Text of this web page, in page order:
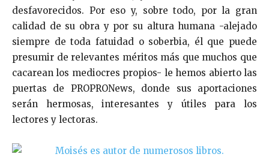
desfavorecidos. Por eso y, sobre todo, por la gran
calidad de su obra y por su altura humana -alejado
siempre de toda fatuidad o soberbia, él que puede
presumir de relevantes méritos más que muchos que
cacarean los mediocres propios- le hemos abierto las
puertas de PROPRONews, donde sus aportaciones
serán hermosas, interesantes y útiles para los
lectores y lectoras.